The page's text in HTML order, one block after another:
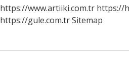
https://www.artiiki.com.tr https://
https://gule.com.trSitemap